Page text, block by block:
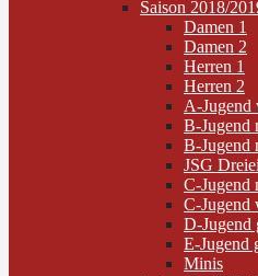
Saison 2018/
Damen 1
Damen 2
Herren 1
Herren 2
A-Jugend
B-Jugend
B-Jugend
JSG
C-Jugend
C-Jugend
D-Jugend
E-Jugend
Minis